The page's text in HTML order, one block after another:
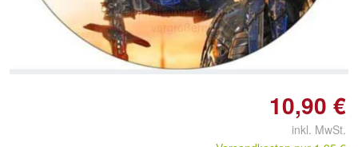
Doppelt antippen zum
vergrößern
10,90 €
inkl. MwSt.